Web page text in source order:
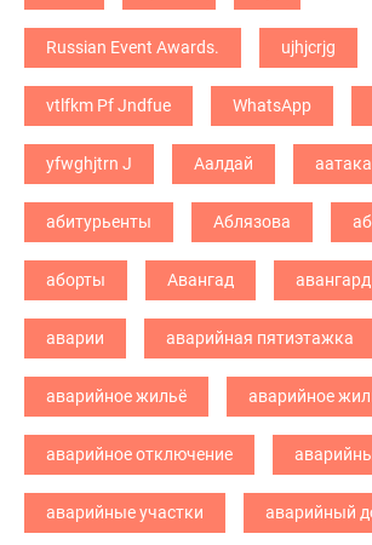
Russian Event Awards. ujhjcrjg
vtlfkm Pf Jndfue WhatsApp
yfwghjtrn J Аалдай
абитурьенты Аблязова
аборты Авангад авангард
аварии аварийная пятиэтажка
аварийное жильё аварийное
аварийное отключение
аварийные участки аварийный